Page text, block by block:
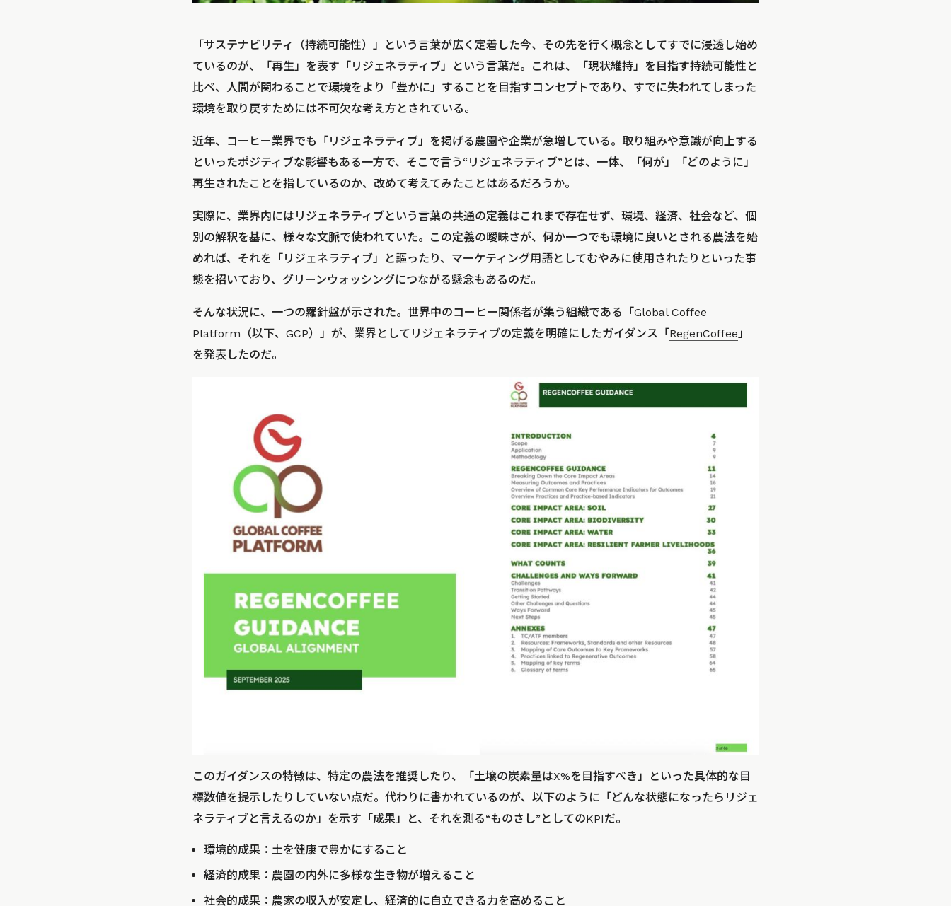
「サステナビリティ（持続可能性）」という言葉が広く定着した今、その先を行く概念としてすでに浸透し始め
ているのが、「再生」を表す「リジェネラティブ」という言葉だ。これは、「現状維持」を目指す持続可能性と
比べ、人間が関わることで環境をより「豊かに」することを目指すコンセプトであり、すでに失われてしまった
環境を取り戻すためには不可欠な考え方とされている。
近年、コーヒー業界でも「リジェネラティブ」を掲げる農園や企業が急増している。取り組みや意識が向上する
といったポジティブな影響もある一方で、そこで言う“リジェネラティブ”とは、一体、「何が」「どのように」
再生されたことを指しているのか、改めて考えてみたことはあるだろうか。
実際に、業界内にはリジェネラティブという言葉の共通の定義はこれまで存在せず、環境、経済、社会など、個
別の解釈を基に、様々な文脈で使われていた。この定義の曖昧さが、何か一つでも環境に良いとされる農法を始
めれば、それを「リジェネラティブ」と謳ったり、マーケティング用語としてむやみに使用されたりといった事
態を招いており、グリーンウォッシングにつながる懸念もあるのだ。
そんな状況に、一つの羅針盤が示された。世界中のコーヒー関係者が集う組織である「Global Coffee
Platform（以下、GCP）」が、業界としてリジェネラティブの定義を明確にしたガイダンス「 RegenCoffee」
を発表したのだ。
このガイダンスの特徴は、特定の農法を推奨したり、「土壌の炭素量はX%を目指すべき」といった具体的な目
標数値を提示したりしていない点だ。代わりに書かれているのが、以下のように「どんな状態になったらリジェ
ネラティブと言えるのか」を示す「成果」と、それを測る“ものさし”としてのKPIだ。
環境的成果：土を健康で豊かにすること
経済的成果：農園の内外に多様な生き物が増えること
社会的成果：農家の収入が安定し、経済的に自立できる力を高めること